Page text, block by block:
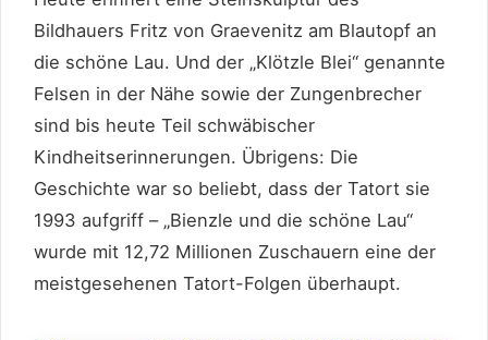
Bildhauers Fritz von Graevenitz am Blautopf an
die schöne Lau. Und der „Klötzle Blei“ genannte
Felsen in der Nähe sowie der Zungenbrecher
sind bis heute Teil schwäbischer
Kindheitserinnerungen. Übrigens: Die
Geschichte war so beliebt, dass der Tatort sie
1993 aufgriff – „Bienzle und die schöne Lau“
wurde mit 12,72 Millionen Zuschauern eine der
meistgesehenen Tatort-Folgen überhaupt.